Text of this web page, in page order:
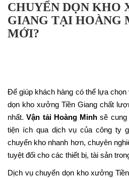
CHUYỂN DỌN KHO
GIANG TẠI HOÀNG
MỚI?
Để giúp khách hàng có thể lựa
dọn kho xưởng Tiền Giang chất
nhất.Vận tải Hoàng Minh sẽ cung
tiện ích qua dịch vụ của công ty
chuyển kho nhanh hơn, chuyên
tuyệt đối cho các thiết bị, tài sản
Dịch vụ chuyển dọn kho xưởng